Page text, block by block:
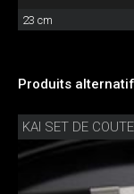
23 cm
Produits
KAI SET DE